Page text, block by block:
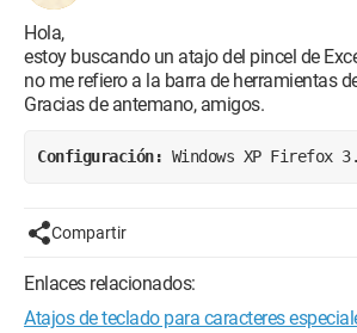
Hola,
estoy buscando un atajo del pincel de
no me refiero a la barra de herramientas
Gracias de antemano, amigos.
Configuración: Windows XP Firefox
Compartir
Enlaces relacionados:
Atajos de teclado para caracteres